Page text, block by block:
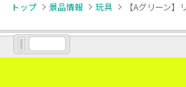
トップ 景品情報 玩具